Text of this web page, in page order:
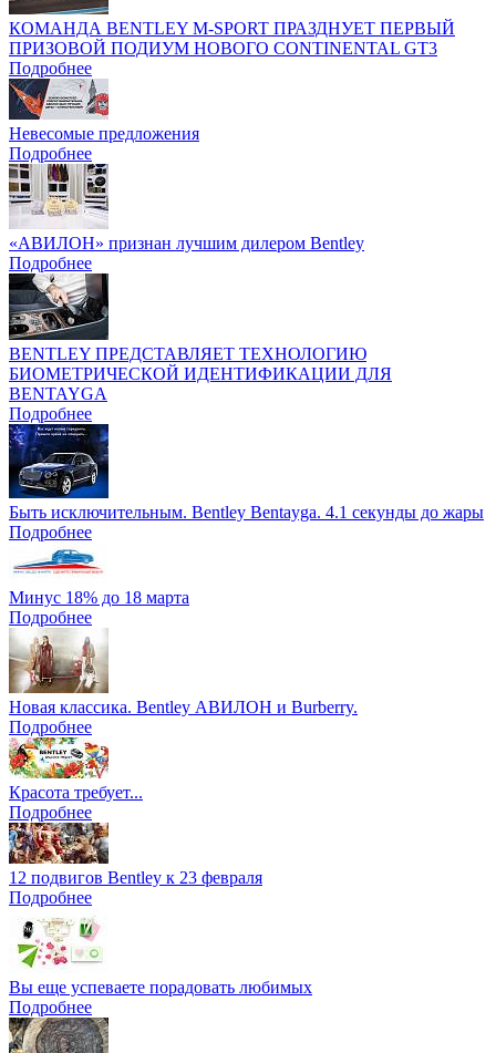
КОМАНДА BENTLEY M-SPORT ПРАЗДНУЕТ ПЕРВЫЙ
ПРИЗОВОЙ ПОДИУМ НОВОГО CONTINENTAL GT3
Подробнее
Невесомые предложения
Подробнее
«АВИЛОН» признан лучшим дилером Bentley
Подробнее
BENTLEY ПРЕДСТАВЛЯЕТ ТЕХНОЛОГИЮ
БИОМЕТРИЧЕСКОЙ ИДЕНТИФИКАЦИИ ДЛЯ
BENTAYGA
Подробнее
Быть исключительным. Bentley Bentayga. 4.1 секунды до жары
Подробнее
Минус 18% до 18 марта
Подробнее
Новая классика. Bentley АВИЛОН и Burberry.
Подробнее
Красота требует...
Подробнее
12 подвигов Bentley к 23 февраля
Подробнее
Вы еще успеваете порадовать любимых
Подробнее